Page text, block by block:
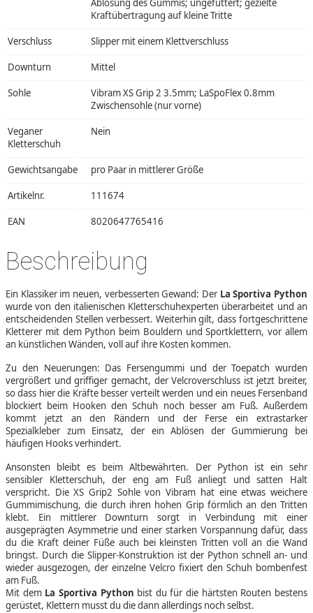
Ablösung des Gummis; ungefüttert; gezielte
Kraftübertragung auf kleine Tritte
Verschluss Slipper mit einem Klettverschluss
Downturn Mittel
Sohle
Vibram XS Grip 2 3.5mm; LaSpoFlex 0.8mm
Zwischensohle (nur vorne)
Veganer
Kletterschuh
Nein
Gewichtsangabe pro Paar in mittlerer Größe
Artikelnr. 111674
EAN 8020647765416
Beschreibung
Ein Klassiker im neuen, verbesserten Gewand: Der La Sportiva Python
wurde von den italienischen Kletterschuhexperten überarbeitet und an
entscheidenden Stellen verbessert. Weiterhin gilt, dass fortgeschrittene
Kletterer mit dem Python beim Bouldern und Sportklettern, vor allem
an künstlichen Wänden, voll auf ihre Kosten kommen.
Zu den Neuerungen: Das Fersengummi und der Toepatch wurden
vergrößert und griffiger gemacht, der Velcroverschluss ist jetzt breiter,
so dass hier die Kräfte besser verteilt werden und ein neues Fersenband
blockiert beim Hooken den Schuh noch besser am Fuß. Außerdem
kommt jetzt an den Rändern und der Ferse ein extrastarker
Spezialkleber zum Einsatz, der ein Ablösen der Gummierung bei
häufigen Hooks verhindert.
Ansonsten bleibt es beim Altbewährten. Der Python ist ein sehr
sensibler Kletterschuh, der eng am Fuß anliegt und satten Halt
verspricht. Die XS Grip2 Sohle von Vibram hat eine etwas weichere
Gummimischung, die durch ihren hohen Grip förmlich an den Tritten
klebt. Ein mittlerer Downturn sorgt in Verbindung mit einer
ausgeprägten Asymmetrie und einer starken Vorspannung dafür, dass
du die Kraft deiner Füße auch bei kleinsten Tritten voll an die Wand
bringst. Durch die Slipper-Konstruktion ist der Python schnell an- und
wieder ausgezogen, der einzelne Velcro fixiert den Schuh bombenfest
am Fuß.
Mit dem La Sportiva Python bist du für die härtsten Routen bestens
gerüstet, Klettern musst du die dann allerdings noch selbst.